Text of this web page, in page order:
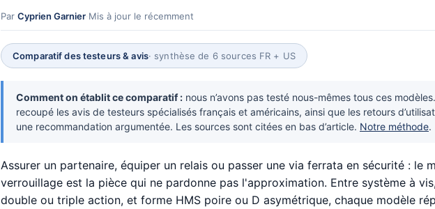
Par Cyprien Garnier Mis à jour le récemment
Comparatif des testeurs & avis· synthèse de 6 sources FR + US
Comment on établit ce comparatif : nous n’avons pas testé nous-mêmes tous ces
recoupé les avis de testeurs spécialisés français et américains, ainsi que les retours
une recommandation argumentée. Les sources sont citées en bas d’article. Notre méthode.
Assurer un partenaire, équiper un relais ou passer une via ferrata en sécurité : le
verrouillage est la pièce qui ne pardonne pas l'approximation. Entre système à
double ou triple action, et forme HMS poire ou D asymétrique, chaque modèle